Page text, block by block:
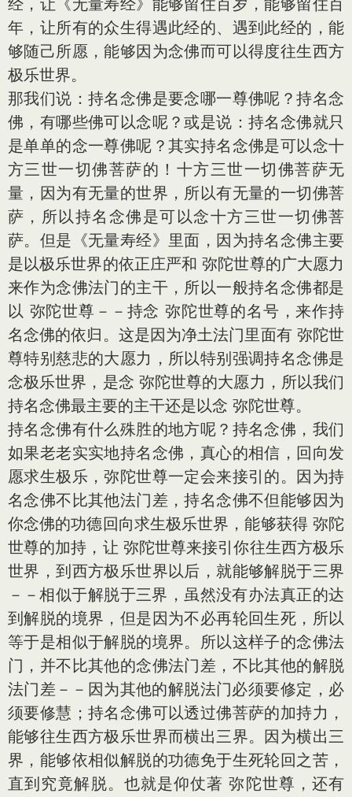
经，让《无量寿经》能够留住百岁，能够留住百
年，让所有的众生得遇此经的、遇到此经的，能
够随己所愿，能够因为念佛而可以得度往生西方
极乐世界。
那我们说：持名念佛是要念哪一尊佛呢？持名念
佛，有哪些佛可以念呢？或是说：持名念佛就只
是单单的念一尊佛呢？其实持名念佛是可以念十
方三世一切佛菩萨的！十方三世一切佛菩萨无
量，因为有无量的世界，所以有无量的一切佛菩
萨，所以持名念佛是可以念十方三世一切佛菩
萨。但是《无量寿经》里面，因为持名念佛主要
是以极乐世界的依正庄严和 弥陀世尊的广大愿力
来作为念佛法门的主干，所以一般持名念佛都是
以 弥陀世尊－－持念 弥陀世尊的名号，来作持
名念佛的依归。这是因为净土法门里面有 弥陀世
尊特别慈悲的大愿力，所以特别强调持名念佛是
念极乐世界，是念 弥陀世尊的大愿力，所以我们
持名念佛最主要的主干还是以念 弥陀世尊。
持名念佛有什么殊胜的地方呢？持名念佛，我们
如果老老实实地持名念佛，真心的相信，回向发
愿求生极乐，弥陀世尊一定会来接引的。因为持
名念佛不比其他法门差，持名念佛不但能够因为
你念佛的功德回向求生极乐世界，能够获得 弥陀
世尊的加持，让 弥陀世尊来接引你往生西方极乐
世界，到西方极乐世界以后，就能够解脱于三界
－－相似于解脱于三界，虽然没有办法真正的达
到解脱的境界，但是因为不必再轮回生死，所以
等于是相似于解脱的境界。所以这样子的念佛法
门，并不比其他的念佛法门差，不比其他的解脱
法门差－－因为其他的解脱法门必须要修定，必
须要修慧；持名念佛可以透过佛菩萨的加持力，
能够往生西方极乐世界而横出三界。因为横出三
界，能够依相似解脱的功德免于生死轮回之苦，
直到究竟解脱。也就是仰仗著 弥陀世尊，还有